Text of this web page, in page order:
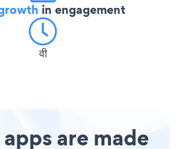
in engagement
वी
are made